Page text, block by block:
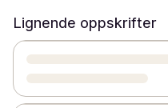
Lignende oppskrifter